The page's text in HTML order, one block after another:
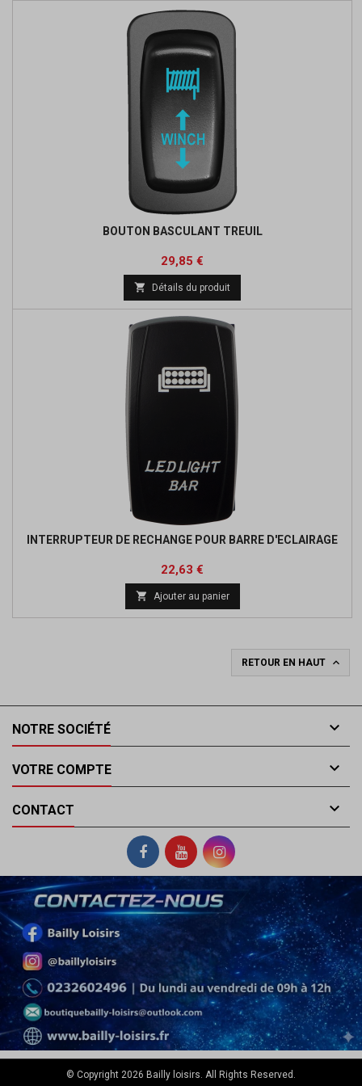
BOUTON BASCULANT TREUIL
Prix
29,85 €
base
 Détails du produit
INTERRUPTEUR DE RECHANGE POUR BARRE D'ECLAIRAGE
Prix
22,63 €
base
 Ajouter au panier
RETOUR EN HAUT 
NOTRE SOCIÉTÉ 
VOTRE COMPTE 
CONTACT 
© Copyright 2026 Bailly loisirs. All Rights Reserved.